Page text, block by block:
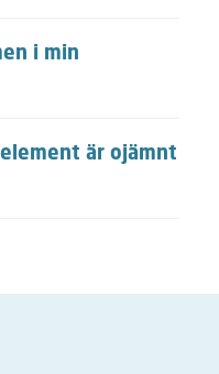
i min
är ojämnt